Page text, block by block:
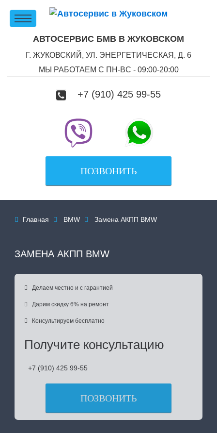
АВТОСЕРВИС БМВ В ЖУКОВСКОМ
Г. ЖУКОВСКИЙ, УЛ. ЭНЕРГЕТИЧЕСКАЯ, Д. 6
МЫ РАБОТАЕМ С ПН-ВC - 09:00-20:00
+7 (910) 425 99-55
ПОЗВОНИТЬ
 Главная  BMW  Замена АКПП BMW
ЗАМЕНА АКПП BMW
 Делаем честно и с гарантией
 Дарим скидку 6% на ремонт
 Консультируем бесплатно
Получите консультацию
+7 (910) 425 99-55
ПОЗВОНИТЬ